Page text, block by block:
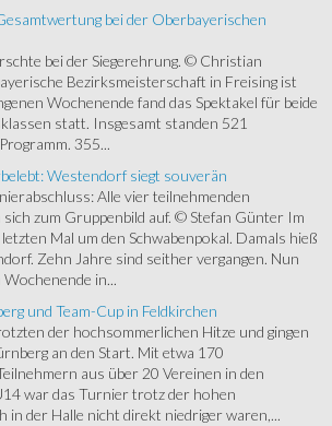
bei der Oberbayerischen
bei der Siegerehrung. © Christian
Bezirksmeisterschaft in Freising ist
Wochenende fand das Spektakel für beide
statt. Insgesamt standen 521
355...
Westendorf siegt souverän
Alle vier teilnehmenden
zum Gruppenbild auf. © Stefan Günter Im
Mal um den Schwabenpokal. Damals hieß
Zehn Jahre sind seither vergangen. Nun
in...
und Team-Cup in Feldkirchen
der hochsommerlichen Hitze und gingen
an den Start. Mit etwa 170
aus über 20 Vereinen in den
war das Turnier trotz der hohen
in der Halle nicht direkt niedriger waren,...